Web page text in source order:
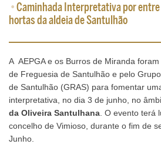
•Caminhada Interpretativa por
hortas da aldeia de Santulhão
A AEPGA e os Burros de Miranda
de Freguesia de Santulhão e pelo
de Santulhão (GRAS) para fomentar
interpretativa, no dia 3 de junho, no
da Oliveira Santulhana . O evento
concelho de Vimioso, durante o fim de
Junho.